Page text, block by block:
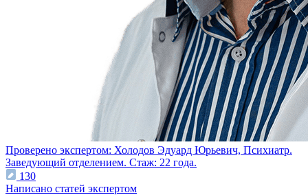
Проверено экспертом: Холодов Эдуард Юрьевич, Психиатр.
Заведующий отделением. Стаж: 22 года.
130
Написано статей экспертом